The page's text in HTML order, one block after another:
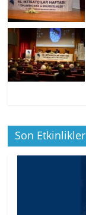
Son Etkinlikler